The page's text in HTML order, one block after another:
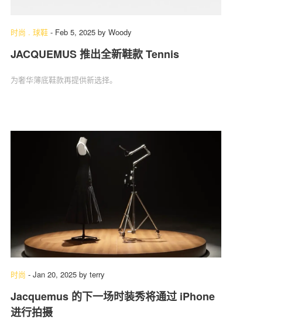
时尚 . 球鞋 - Feb 5, 2025 by Woody
JACQUEMUS 推出全新鞋款 Tennis
为奢华薄底鞋款再提供新选择。
时尚 - Jan 20, 2025 by terry
Jacquemus 的下一场时装秀将通过 iPhone
进行拍摄